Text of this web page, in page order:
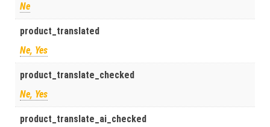
Ne
product_translated
Ne, Yes
product_translate_checked
Ne, Yes
product_translate_ai_checked